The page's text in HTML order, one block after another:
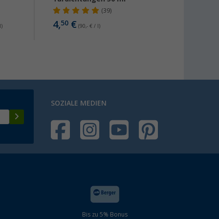
(39)
4,50€ (90,- € / l)
SOZIALE MEDIEN
Bis zu 5% Bonus